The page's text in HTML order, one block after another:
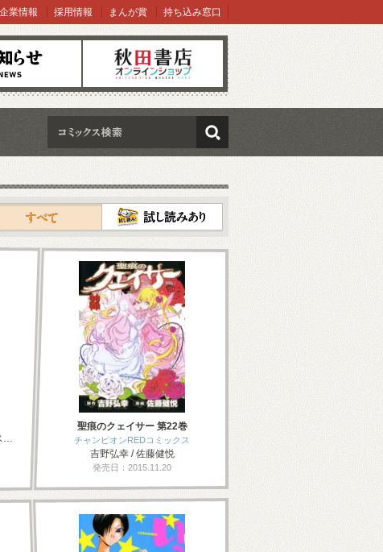
オンラインショップ
企業情報 採用情報 まんが賞 持ち込み窓口
検索
…
聖痕のクェイサー 第22巻
チャンピオンREDコミックス
吉野弘幸 / 佐藤健悦
発売日：2015.11.20